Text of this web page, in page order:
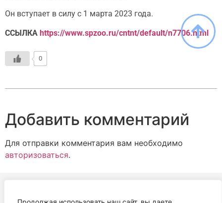
Он вступает в силу с 1 марта 2023 года.
ССЫЛКА https://www.spzoo.ru/cntnt/default/n7706.html
0
Добавить комментарий
Для отправки комментария вам необходимо
авторизоваться.